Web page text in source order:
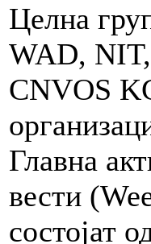
Целна
WAD,
CNVOS
Главна
вести
состојат